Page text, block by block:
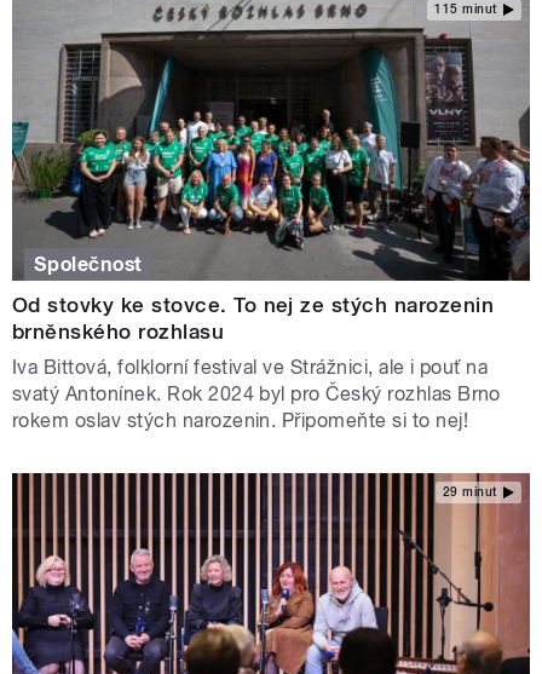
115 minut
Společnost
Od stovky ke stovce. To nej ze stých narozenin
brněnského rozhlasu
Iva Bittová, folklorní festival ve Strážnici, ale i pouť na
svatý Antonínek. Rok 2024 byl pro Český rozhlas Brno
rokem oslav stých narozenin. Připomeňte si to nej!
29 minut